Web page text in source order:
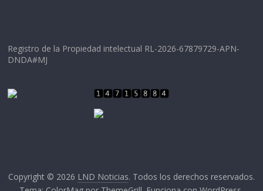
Registro de la Propiedad intelectual RL-2026-67879729-APN-
DNDA#MJ
Copyright © 2026 LND Noticias. Todos los derechos reservados.